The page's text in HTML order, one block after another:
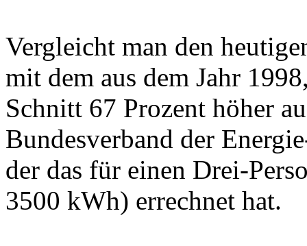
Vergleicht man den
mit dem aus dem Jahr
Schnitt 67 Prozent höher
Bundesverband der
der das für einen Drei-
3500 kWh) errechnet hat.